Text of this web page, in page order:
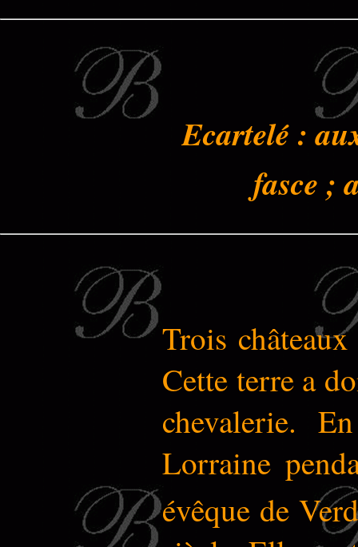
Ecartelé :
fasce ;
Trois
Cette terre a
chevalerie.
Lorraine
évêque de